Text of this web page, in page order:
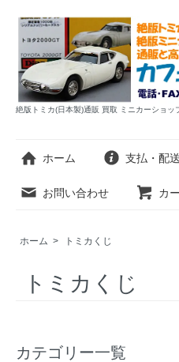
絶版トミカ(日本製)通販 買取 ミニカーショ
ホーム 支払・配
お問い合わせ カ
ホーム > トミカくじ
トミカくじ
カテゴリー一覧